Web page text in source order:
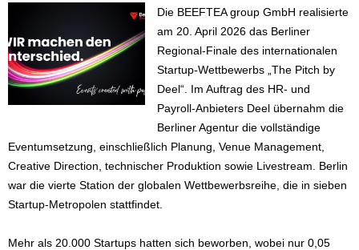
Die BEEFTEA group GmbH realisierte
am 20. April 2026 das Berliner
Regional-Finale des internationalen
Startup-Wettbewerbs „The Pitch by
Deel“. Im Auftrag des HR- und
Payroll-Anbieters Deel übernahm die
Berliner Agentur die vollständige
Eventumsetzung, einschließlich Planung, Venue Management,
Creative Direction, technischer Produktion sowie Livestream. Berlin
war die vierte Station der globalen Wettbewerbsreihe, die in sieben
Startup-Metropolen stattfindet.
Mehr als 20.000 Startups hatten sich beworben, wobei nur 0,05